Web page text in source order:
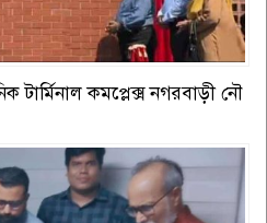
টার্মিনাল কমপ্লেক্স নগরবাড়ী নৌ